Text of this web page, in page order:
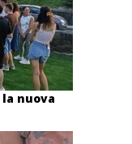
nuova